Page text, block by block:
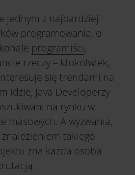
jednym z najbardziej
programowania, o
programiści,
rzeczy – ktokolwiek,
się trendami na
idzie, Java Developerzy
na rynku w
masowych. A wyzwania,
takiego
zna każda osoba